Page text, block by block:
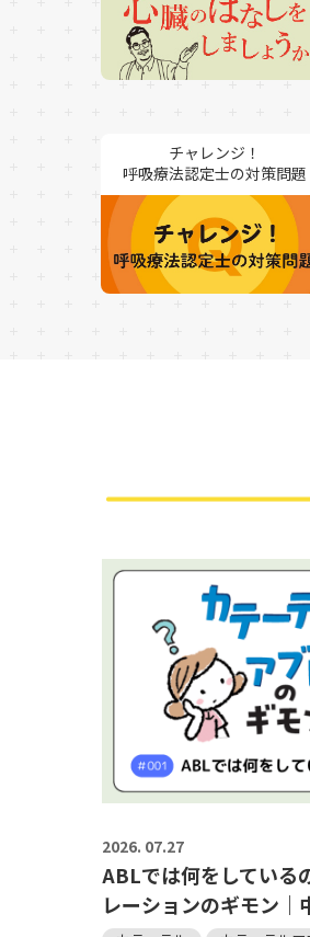
チャレンジ！
呼吸療法認定士の対策問題
2026. 07.27
ABLでは何をしている
レーションのギモン｜